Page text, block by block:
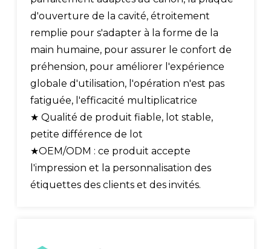
d'ouverture de la cavité, étroitement
remplie pour s'adapter à la forme de la
main humaine, pour assurer le confort de
préhension, pour améliorer l'expérience
globale d'utilisation, l'opération n'est pas
fatiguée, l'efficacité multiplicatrice
★ Qualité de produit fiable, lot stable,
petite différence de lot
★OEM/ODM : ce produit accepte
l'impression et la personnalisation des
étiquettes des clients et des invités.